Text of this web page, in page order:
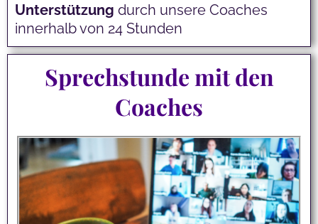
Unterstützung durch unsere Coaches
innerhalb von 24 Stunden
Sprechstunde mit den
Coaches